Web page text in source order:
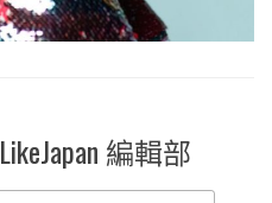
LikeJapan 編輯部